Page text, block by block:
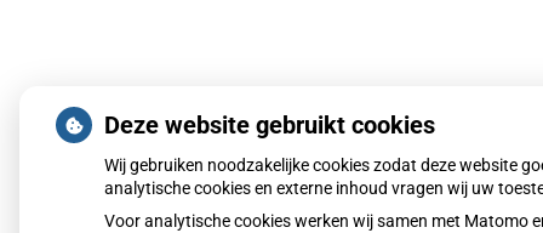
Deze website gebruikt cookies
Wij gebruiken noodzakelijke cookies zodat deze website
analytische cookies en externe inhoud vragen wij uw
Voor analytische cookies werken wij samen met Matomo